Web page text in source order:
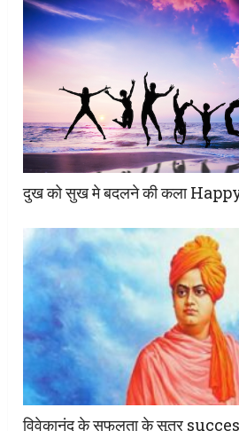
दुख को सुख मे बदलने की कला
विवेकानंद के सफलता के सूत्र